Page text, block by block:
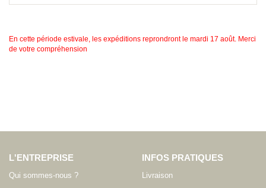
En cette période estivale, les expéditions reprondront le mardi 17 août. Merci
de votre compréhension
L'ENTREPRISE
Qui sommes-nous ?
INFOS PRATIQUES
Livraison